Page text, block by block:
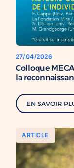
27/04/2026
Colloque
la
EN SAVOIR
ARTICLE